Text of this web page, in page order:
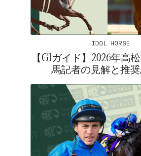
IDOL HORSE
【G1ガイド】2026年高
馬記者の見解と推